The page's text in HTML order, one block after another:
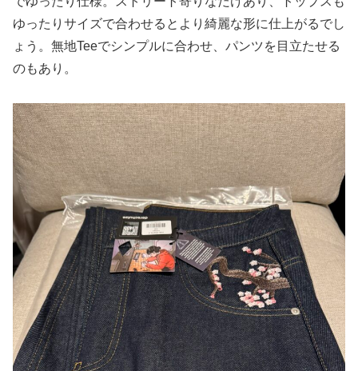
ゆったりサイズで合わせるとより綺麗な形に仕上がるでし
ょう。無地Teeでシンプルに合わせ、パンツを目立たせる
のもあり。